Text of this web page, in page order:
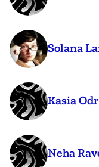
Solana
Kasia
Neha